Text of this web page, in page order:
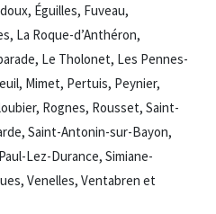
Éguilles, Fuveau,
La Roque-d’Anthéron,
Le Tholonet, Les Pennes-
Mimet, Pertuis, Peynier,
Rognes, Rousset, Saint-
Saint-Antonin-sur-Bayon,
Lez-Durance, Simiane-
Venelles, Ventabren et